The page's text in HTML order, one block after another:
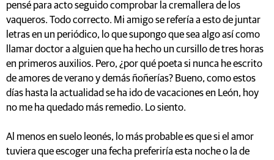
pensé para acto seguido comprobar la cremallera de los
vaqueros. Todo correcto. Mi amigo se refería a esto de juntar
letras en un periódico, lo que supongo que sea algo así como
llamar doctor a alguien que ha hecho un cursillo de tres horas
en primeros auxilios. Pero, ¿por qué poeta si nunca he escrito
de amores de verano y demás ñoñerías? Bueno, como estos
días hasta la actualidad se ha ido de vacaciones en León, hoy
no me ha quedado más remedio. Lo siento.
Al menos en suelo leonés, lo más probable es que si el amor
tuviera que escoger una fecha preferiría esta noche o la de